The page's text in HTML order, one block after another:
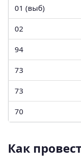
01 (выб)
02
94
73
73
70
Как